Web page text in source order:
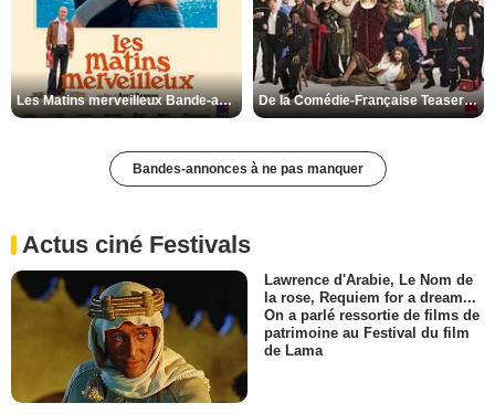
Les Matins merveilleux Bande-annonce VF De la Comédie-Française Teaser VF
Bandes-annonces à ne pas manquer
Actus ciné Festivals
Lawrence d'Arabie, Le Nom de
la rose, Requiem for a dream...
On a parlé ressortie de films de
patrimoine au Festival du film
de Lama